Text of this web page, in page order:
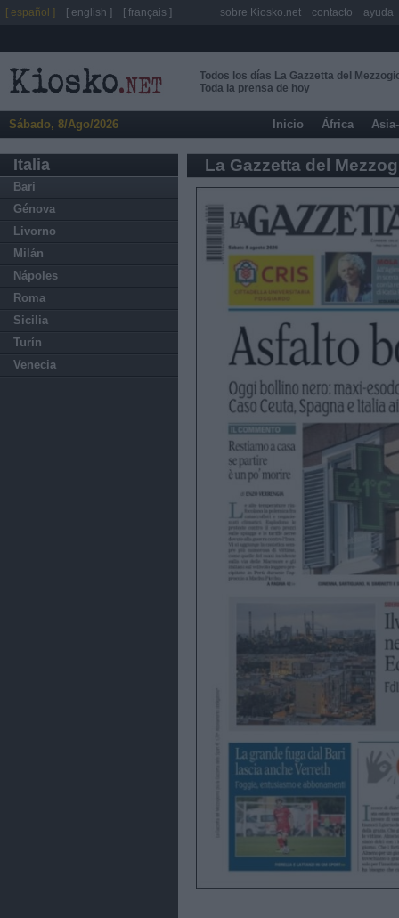
Todos los días La Gazzetta del
Toda la prensa de hoy
Sábado, 8/Ago/2026 Inicio África
Italia
Bari
Génova
Livorno
Milán
Nápoles
Roma
Sicilia
Turín
Venecia
La Gazzetta del
[ español ] [ english ] [ français ] sobre Kiosko.net contacto ayuda